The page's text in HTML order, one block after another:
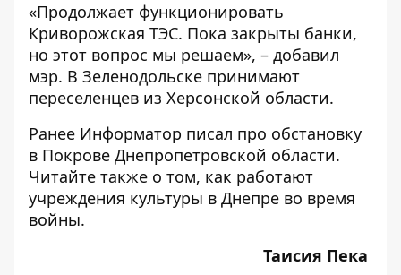
«Продолжает функционировать
Криворожская ТЭС. Пока закрыты банки,
но этот вопрос мы решаем», – добавил
мэр. В Зеленодольске принимают
переселенцев из Херсонской области.
Ранее Информатор писал про обстановку
в Покрове Днепропетровской области.
Читайте также о том, как работают
учреждения культуры в Днепре во время
войны.
Таисия Пека